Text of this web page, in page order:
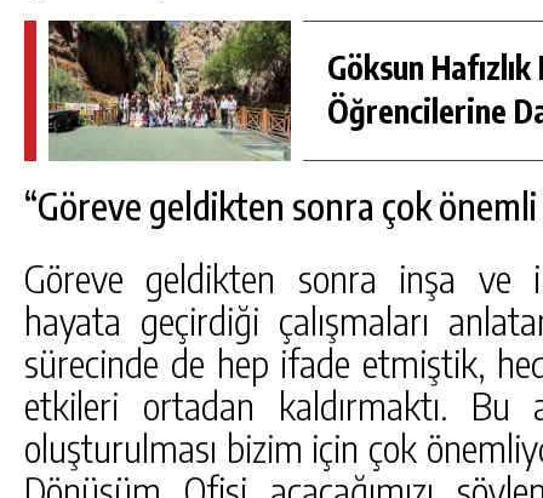
Göksun Hafızlık
Öğrencilerine
“Göreve geldikten sonra çok
Göreve geldikten sonra inşa ve
hayata geçirdiği çalışmaları
sürecinde de hep ifade etmiştik,
etkileri ortadan kaldırmaktı. Bu
oluşturulması bizim için çok